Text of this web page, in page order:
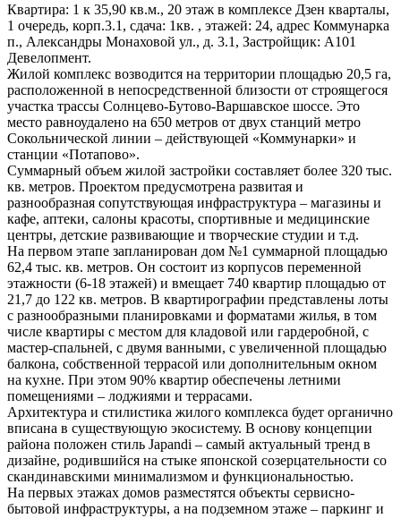
Квартира: 1 к 35,90 кв.м., 20 этаж в комплексе Дзен кварталы,
1 очередь, корп.3.1, сдача: 1кв. , этажей: 24, адрес Коммунарка
п., Александры Монаховой ул., д. 3.1, Застройщик: А101
Девелопмент.
Жилой комплекс возводится на территории площадью 20,5 га,
расположенной в непосредственной близости от строящегося
участка трассы Солнцево-Бутово-Варшавское шоссе. Это
место равноудалено на 650 метров от двух станций метро
Сокольнической линии – действующей «Коммунарки» и
станции «Потапово».
Суммарный объем жилой застройки составляет более 320 тыс.
кв. метров. Проектом предусмотрена развитая и
разнообразная сопутствующая инфраструктура – магазины и
кафе, аптеки, салоны красоты, спортивные и медицинские
центры, детские развивающие и творческие студии и т.д.
На первом этапе запланирован дом №1 суммарной площадью
62,4 тыс. кв. метров. Он состоит из корпусов переменной
этажности (6-18 этажей) и вмещает 740 квартир площадью от
21,7 до 122 кв. метров. В квартирографии представлены лоты
с разнообразными планировками и форматами жилья, в том
числе квартиры с местом для кладовой или гардеробной, с
мастер-спальней, с двумя ванными, с увеличенной площадью
балкона, собственной террасой или дополнительным окном
на кухне. При этом 90% квартир обеспечены летними
помещениями – лоджиями и террасами.
Архитектура и стилистика жилого комплекса будет органично
вписана в существующую экосистему. В основу концепции
района положен стиль Japandi – самый актуальный тренд в
дизайне, родившийся на стыке японской созерцательности со
скандинавскими минимализмом и функциональностью.
На первых этажах домов разместятся объекты сервисно-
бытовой инфраструктуры, а на подземном этаже – паркинг и